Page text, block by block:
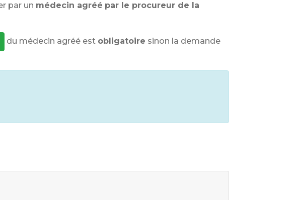
par un médecin agréé par le procureur de la
du médecin agréé est obligatoire sinon la demande